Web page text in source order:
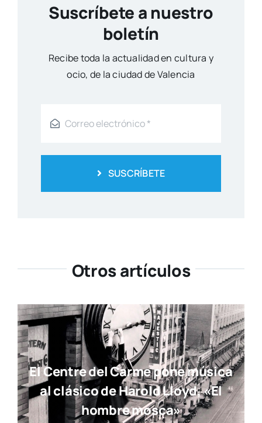
Suscríbete a nuestro
boletín
Reci­be toda la actua­li­dad en cul­tu­ra y
ocio, de la ciu­dad de Valen­cia
SUSCRÍBETE
Otros artículos
El Centre del Carme pone música
al clásico de Harold Lloyd, «El
hombre mosca»